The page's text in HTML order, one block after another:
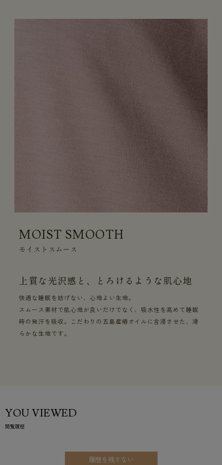
MOIST SMOOTH
モイストスムース
上質な光沢感と、とろけるような肌心地
快適な睡眠を妨げない、心地よい生地。
スムース素材で肌心地が良いだけでなく、吸水性を高めて睡眠
時の発汗を吸収。こだわりの五島産椿オイルに含浸させた、滑
らかな生地です。
YOU VIEWED
閲覧履歴
履歴を残さない